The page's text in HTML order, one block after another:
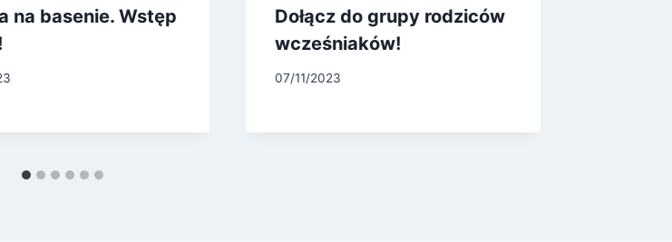
na basenie. Wstęp
Dołącz do grupy rodziców
wcześniaków!
07/11/2023